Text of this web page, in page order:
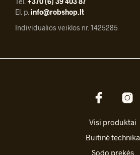
El. p. info@robshop.lt
Individualios veiklos nr. 1425285
Visi produktai
Buitinė technika
Sodo prekės